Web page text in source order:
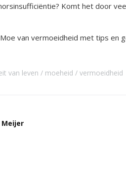
Komt het door
van vermoeidheid met tips en
van leven moeheid vermoeidheid
Meijer